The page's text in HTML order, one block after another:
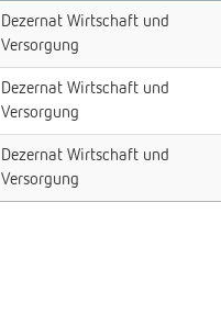
Dezernat Wirtschaft und
Versorgung
Dezernat Wirtschaft und
Versorgung
Dezernat Wirtschaft und
Versorgung